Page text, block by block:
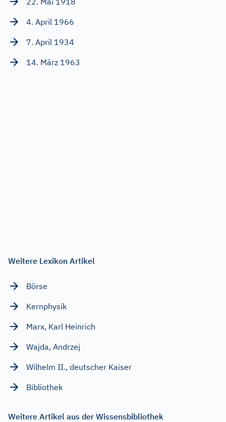
4. April 1966
7. April 1934
14. März 1963
Weitere Lexikon Artikel
Börse
Kernphysik
Marx, Karl Heinrich
Wajda, Andrzej
Wilhelm II., deutscher Kaiser
Bibliothek
Weitere Artikel aus der Wissensbibliothek